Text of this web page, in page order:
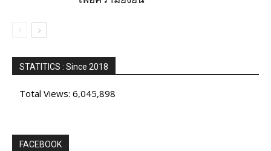
STATITICS : Since 2018
Total Views: 6,045,898
FACEBOOK